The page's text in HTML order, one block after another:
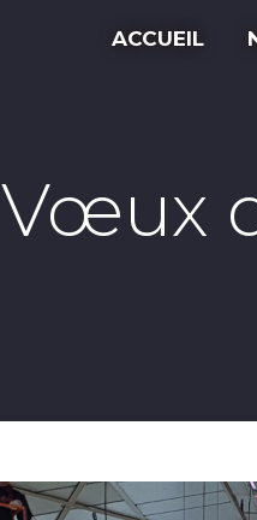
ACCUEIL
Vœux